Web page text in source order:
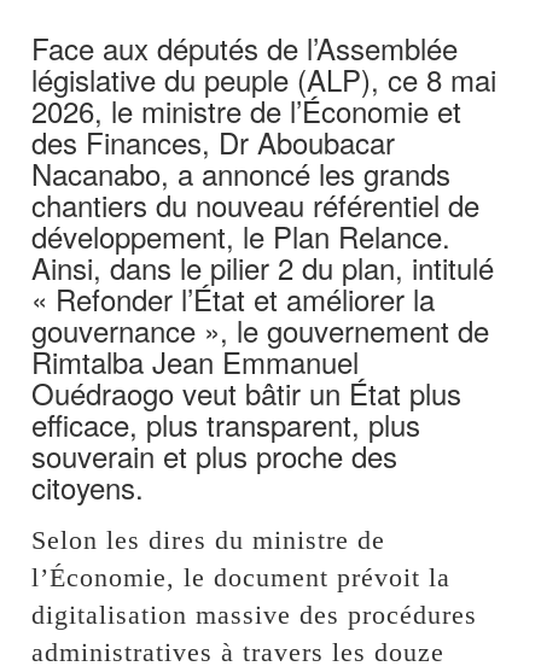
Face aux députés de l’Assemblée
législative du peuple (ALP), ce 8 mai
2026, le ministre de l’Économie et
des Finances, Dr Aboubacar
Nacanabo, a annoncé les grands
chantiers du nouveau référentiel de
développement, le Plan Relance.
Ainsi, dans le pilier 2 du plan, intitulé
« Refonder l’État et améliorer la
gouvernance », le gouvernement de
Rimtalba Jean Emmanuel
Ouédraogo veut bâtir un État plus
efficace, plus transparent, plus
souverain et plus proche des
citoyens.
Selon les dires du ministre de
l’Économie, le document prévoit la
digitalisation massive des procédures
administratives à travers les douze